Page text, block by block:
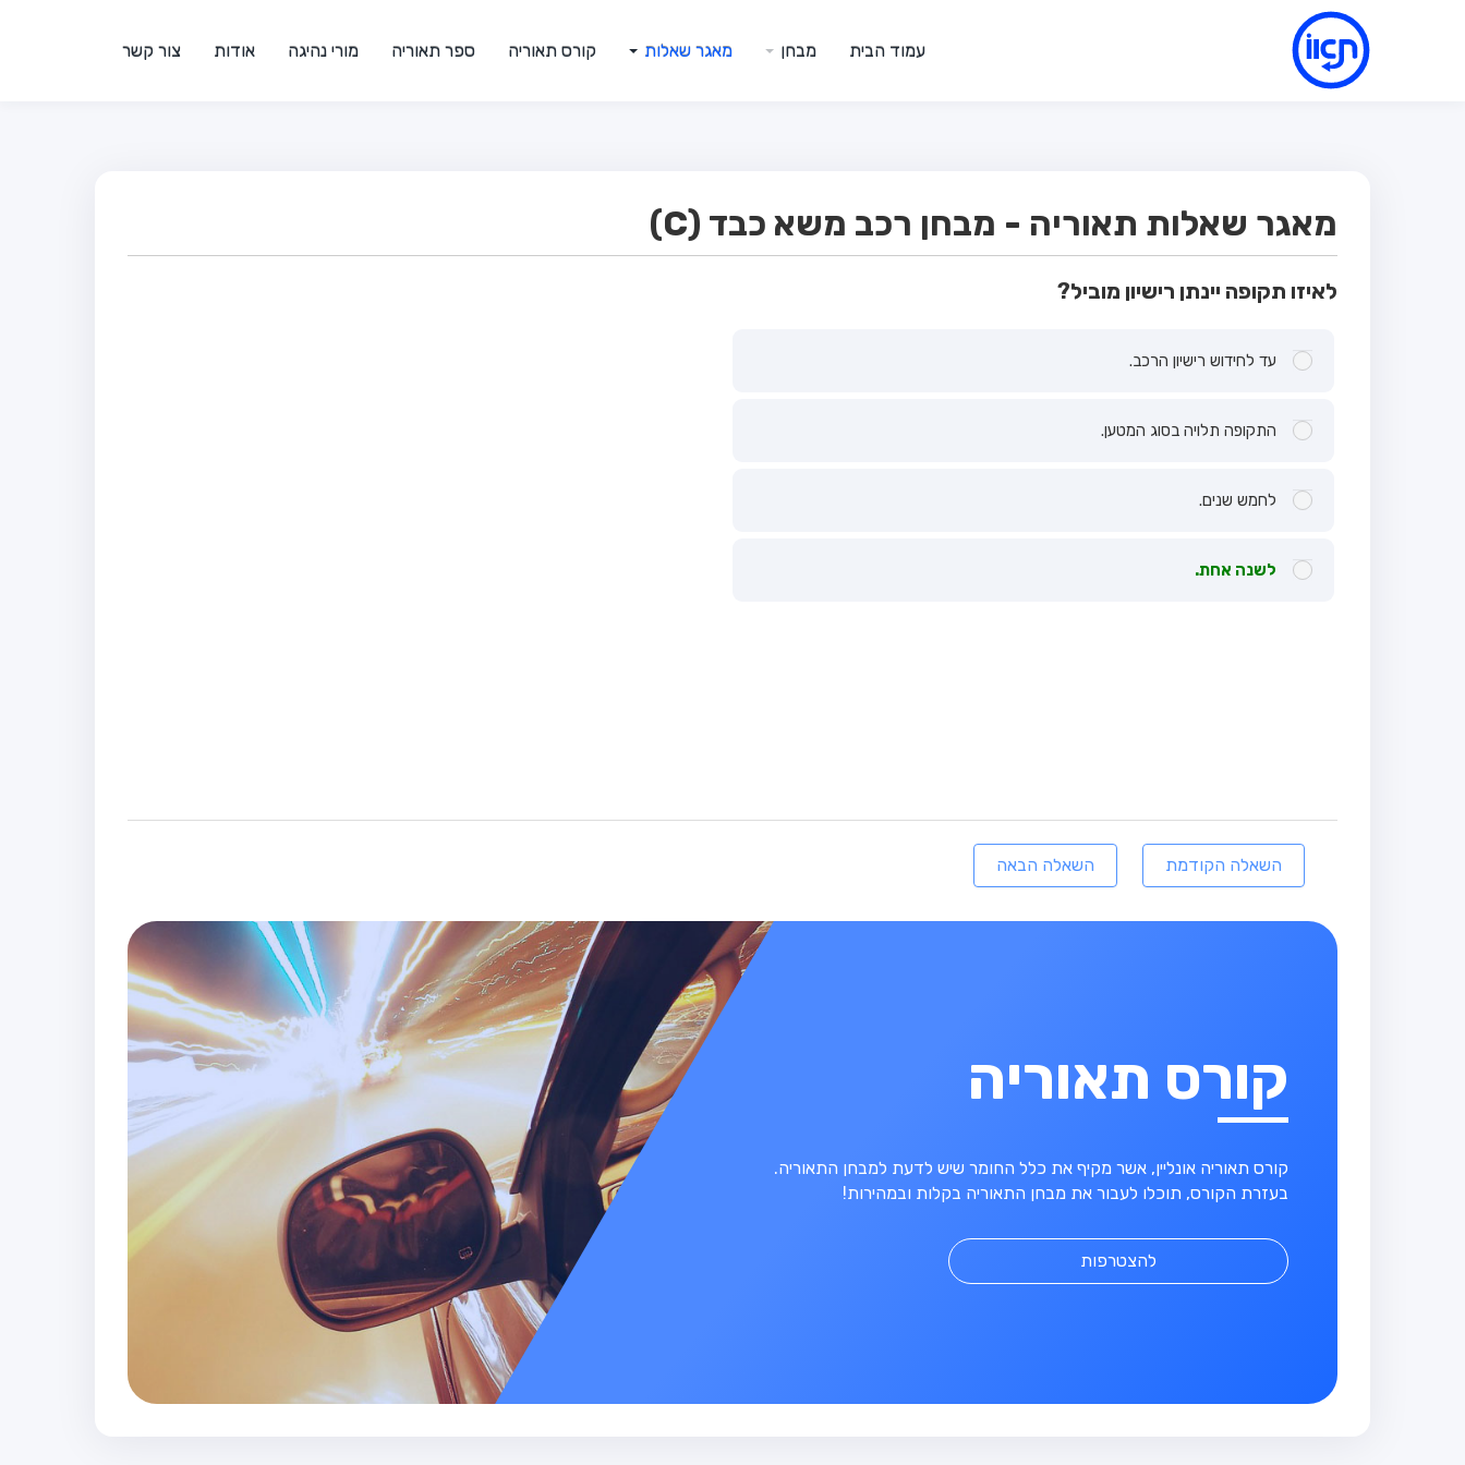
עמוד הבית מבחן מאגר שאלות קורס תאוריה ספר תאוריה מורי נהיגה אודות צור קשר
מאגר שאלות תאוריה - מבחן רכב משא כבד (C)
לאיזו תקופה יינתן רישיון מוביל?
עד לחידוש רישיון הרכב.
התקופה תלויה בסוג המטען.
לחמש שנים.
לשנה אחת.
השאלה הקודמת השאלה הבאה
קורס תאוריה
קורס תאוריה אונליין, אשר מקיף את כלל החומר שיש לדעת למבחן התאוריה.
בעזרת הקורס, תוכלו לעבור את מבחן התאוריה בקלות ובמהירות!
להצטרפות